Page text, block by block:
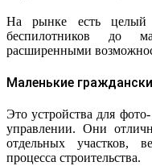
На рынке есть целый
беспилотников до
расширенными
Маленькие
Это устройства для
управлении. Они
отдельных участков,
процесса строительства.